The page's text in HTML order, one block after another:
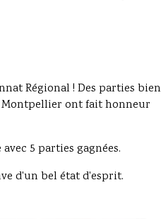
Régional ! Des parties bien
Montpellier ont fait honneur
5 parties gagnées.
d'un bel état d'esprit.